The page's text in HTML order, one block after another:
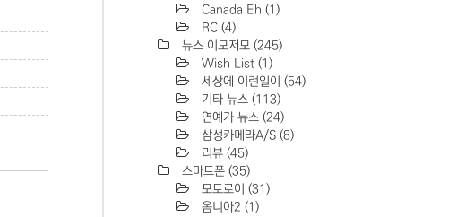
Canada Eh (1)
RC (4)
뉴스 이모저모 (245)
Wish List (1)
세상에 이런일이 (54)
기타 뉴스 (113)
연예가 뉴스 (24)
삼성카메라A/S (8)
리뷰 (45)
스마트폰 (35)
모토로이 (31)
옴니아2 (1)